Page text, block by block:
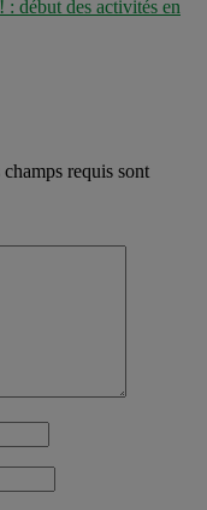
début des activités en
requis sont